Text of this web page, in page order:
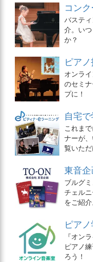
コン
バステ
介。い
か？
ピア
オンラ
のセミ
プに！
自宅
これま
ナーが
覧いただ
東音
ブルグ
チェル
をご紹介
ピア
『オン
ピアノ
ろう！